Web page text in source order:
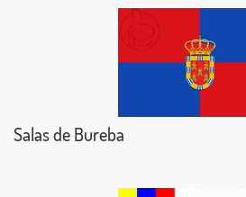
Salas de Bureba